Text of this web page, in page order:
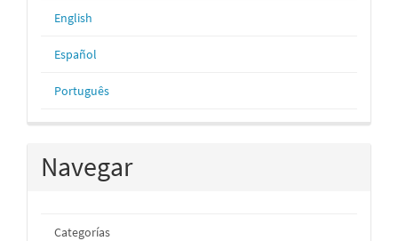
English
Español
Português
Navegar
Categorías